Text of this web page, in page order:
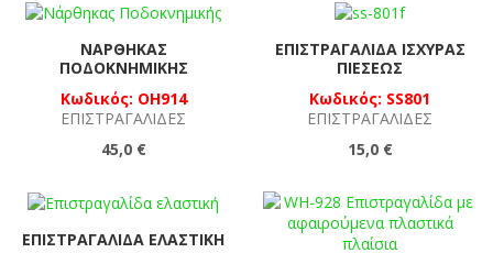
ΝΆΡΘΗΚΑΣ
ΠΟΔΟΚΝΗΜΙΚΉΣ
Κωδικός: OH914
ΕΠΙΣΤΡΑΓΑΛΊΔΕΣ
45,0 €
ΕΠΙΣΤΡΑΓΑΛΊΔΑ ΙΣΧΥΡΆΣ
ΠΙΈΣΕΩΣ
Κωδικός: SS801
ΕΠΙΣΤΡΑΓΑΛΊΔΕΣ
15,0 €
ΕΠΙΣΤΡΑΓΑΛΊΔΑ ΕΛΑΣΤΙΚΉ